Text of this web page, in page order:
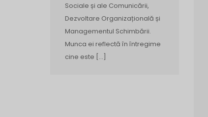
Sociale și ale Comunicării,
Dezvoltare Organizațională și
Managementul Schimbării.
Munca ei reflectă în întregime
cine este […]